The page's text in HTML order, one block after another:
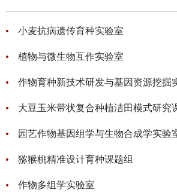
小麦抗病遗传育种实验室
植物与微生物互作实验室
作物育种新技术研发与基因资源挖掘
大豆玉米带状复合种植洁田模式研究
园艺作物基因组学与生物合成学实验
猕猴桃精准设计育种课题组
作物多组学实验室